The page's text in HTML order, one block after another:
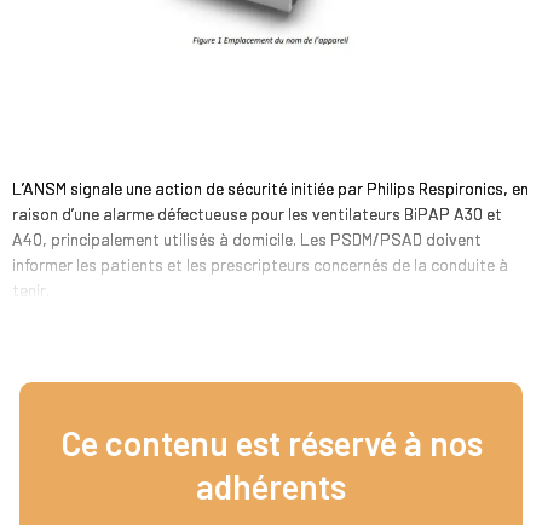
L’ANSM signale une action de sécurité initiée par Philips Respironics, en
raison d’une alarme défectueuse pour les ventilateurs BiPAP A30 et
A40, principalement utilisés à domicile. Les PSDM/PSAD doivent
informer les patients et les prescripteurs concernés de la conduite à
tenir.
Ce contenu est réservé à nos
adhérents​